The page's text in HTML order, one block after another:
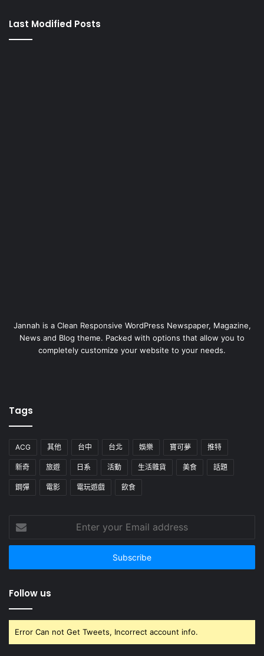
Last Modified Posts
Jannah is a Clean Responsive WordPress Newspaper, Magazine,
News and Blog theme. Packed with options that allow you to
completely customize your website to your needs.
Tags
ACG 其他 台中 台北 娛樂 寶可夢 推特
新奇 旅遊 日系 活動 生活雜貨 美食 話題
鋼彈 電影 電玩遊戲 飲食
your
Email
Follow us
Error Can not Get Tweets, Incorrect account info.